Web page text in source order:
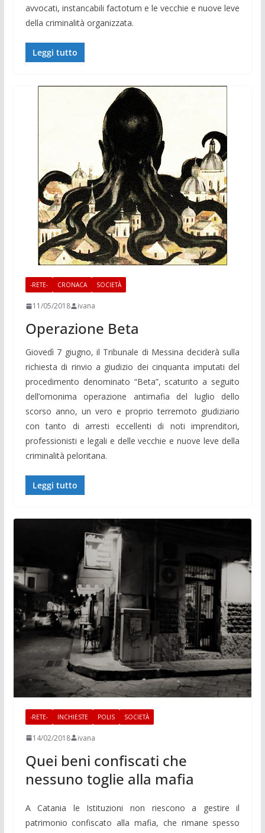
avvocati, instancabili factotum e le vecchie e nuove leve
della criminalità organizzata.
Leggi tutto
-RETE- CRONACA SOCIETÀ
11/05/2018 ivana
Operazione Beta
Giovedì 7 giugno, il Tribunale di Messina deciderà sulla
richiesta di rinvio a giudizio dei cinquanta imputati del
procedimento denominato “Beta”, scaturito a seguito
dell’omonima operazione antimafia del luglio dello
scorso anno, un vero e proprio terremoto giudiziario
con tanto di arresti eccellenti di noti imprenditori,
professionisti e legali e delle vecchie e nuove leve della
criminalità peloritana.
Leggi tutto
-RETE- INCHIESTE POLIS SOCIETÀ
14/02/2018 ivana
Quei beni confiscati che
nessuno toglie alla mafia
A Catania le Istituzioni non riescono a gestire il
patrimonio confiscato alla mafia, che rimane spesso